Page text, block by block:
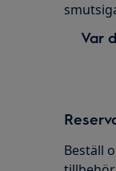
Var
Beställ